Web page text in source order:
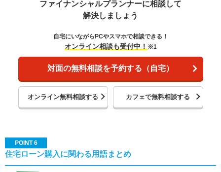
ファイナンシャルプランナーに相談して
解決しましょう
自宅にいながらPCやスマホで相談できる！
オンライン相談も受付中！ ※1
対面の無料相談を予約する（自宅）
オンライン無料相談する カフェで無料相談する
POINT 6
住宅ローン購入に関わる用語まとめ